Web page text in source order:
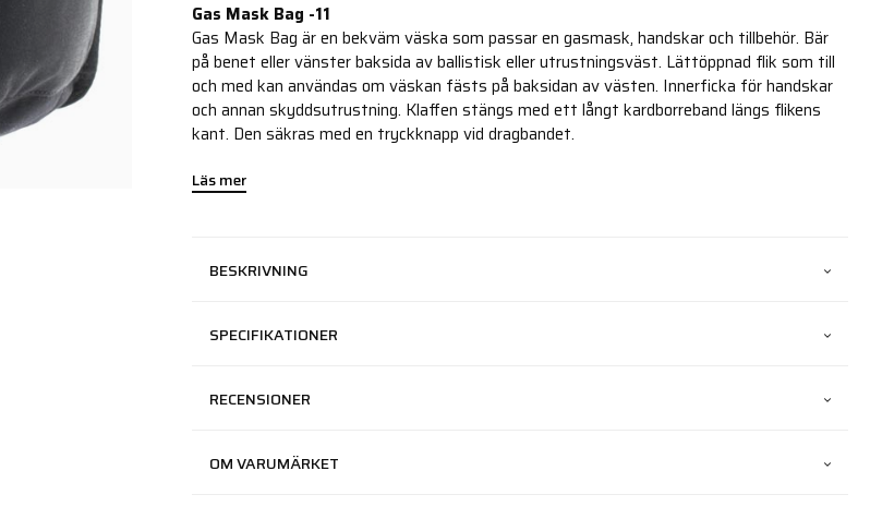
Gas Mask Bag -11
Gas Mask Bag är en bekväm väska som passar en gasmask, handskar och tillbehör. Bär
på benet eller vänster baksida av ballistisk eller utrustningsväst. Lättöppnad flik som till
och med kan användas om väskan fästs på baksidan av västen. Innerficka för handskar
och annan skyddsutrustning. Klaffen stängs med ett långt kardborreband längs flikens
kant. Den säkras med en tryckknapp vid dragbandet.
Läs mer
BESKRIVNING
SPECIFIKATIONER
RECENSIONER
OM VARUMÄRKET